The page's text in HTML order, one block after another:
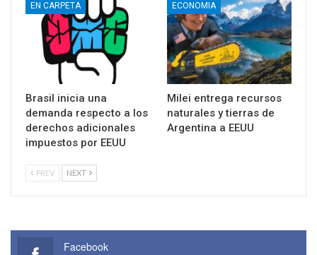
EN CARPETA
Brasil inicia una
demanda respecto a los
derechos adicionales
impuestos por EEUU
ECONOMIA
Milei entrega recursos
naturales y tierras de
Argentina a EEUU
PREV NEXT
Facebook